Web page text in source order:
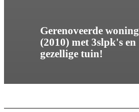
Gerenoveerde woning
(2010) met 3slpk's en
gezellige tuin!